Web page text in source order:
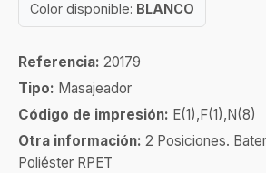
Color disponible: BLANCO
Referencia: 20179
Tipo: Masajeador
Código de impresión: E(1),F(1),N(8)
Otra información: 2 Posiciones.
Poliéster RPET